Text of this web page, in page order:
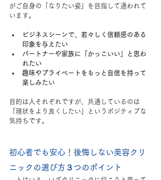
がご自身の「なりたい姿」を目指して通われて
います。
ビジネスシーンで、若々しく信頼感のある
印象を与えたい
パートナーや家族に「かっこいい」と思わ
れたい
趣味やプライベートをもっと自信を持って
楽しみたい
目的は人それぞれですが、共通しているのは
「現状をより良くしたい」というポジティブな
気持ちです。
初心者でも安心！後悔しない美容クリ
ニックの選び方３つのポイント